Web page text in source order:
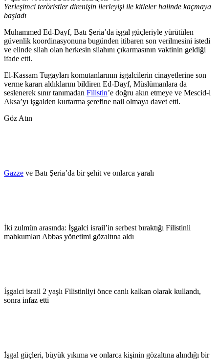
Yerleşimci teröristler direnişin ilerleyişi ile kitleler halinde kaçmaya
başladı
Muhammed Ed-Dayf, Batı Şeria’da işgal güçleriyle yürütülen
güvenlik koordinasyonuna bugünden itibaren son verilmesini istedi
ve elinde silah olan herkesin silahını çıkarmasının vaktinin geldiği
ifade etti.
El-Kassam Tugayları komutanlarının işgalcilerin cinayetlerine son
verme kararı aldıklarını bildiren Ed-Dayf, Müslümanlara da
seslenerek sınır tanımadan Filistin’e doğru akın etmeye ve Mescid-i
Aksa’yı işgalden kurtarma şerefine nail olmaya davet etti.
Göz Atın
Gazze ve Batı Şeria’da bir şehit ve onlarca yaralı
İki zulmün arasında: İşgalci israil’in serbest bıraktığı Filistinli
mahkumları Abbas yönetimi gözaltına aldı
İşgalci israil 2 yaşlı Filistinliyi önce canlı kalkan olarak kullandı,
sonra infaz etti
İşgal güçleri, büyük yıkıma ve onlarca kişinin gözaltına alındığı bir